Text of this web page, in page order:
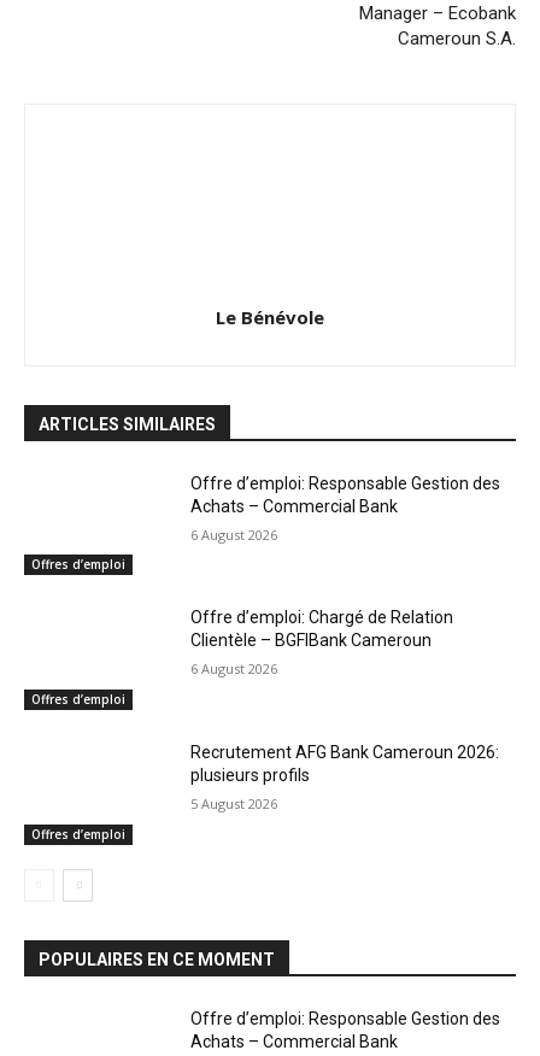
Manager – Ecobank
Cameroun S.A.
Le Bénévole
ARTICLES SIMILAIRES
Offres d’emploi
Offre d’emploi: Responsable Gestion des
Achats – Commercial Bank
6 August 2026
Offres d’emploi
Offre d’emploi: Chargé de Relation
Clientèle – BGFIBank Cameroun
6 August 2026
Offres d’emploi
Recrutement AFG Bank Cameroun 2026:
plusieurs profils
5 August 2026
POPULAIRES EN CE MOMENT
Offre d’emploi: Responsable Gestion des
Achats – Commercial Bank